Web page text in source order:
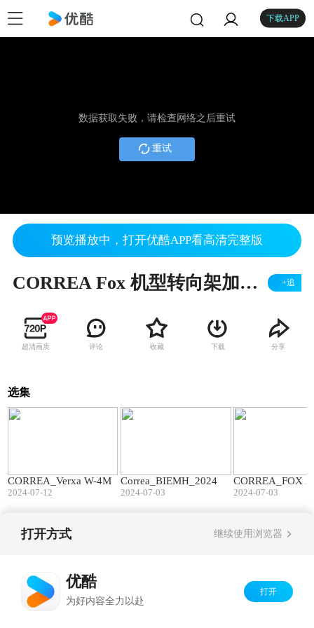
下载APP
数据获取失败，请检查网络之后重试
重试
预览播放中，打开优酷APP看高清完整版
CORREA Fox 机型转向架加工 - 西班牙尼古拉斯克雷亚 +追
超清画质 评论 收藏 下载 分享
选集
CORREA_Verxa W-4M
2024-07-12
Correa_BIEMH_2024
2024-07-03
CORREA_FOX
2024-07-03
打开方式 继续使用浏览器
优酷
为好内容全力以赴
打开